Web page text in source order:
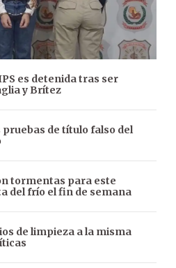
es detenida tras ser
y Brítez
pruebas de título falso del
tormentas para este
del frío el fin de semana
de limpieza a la misma